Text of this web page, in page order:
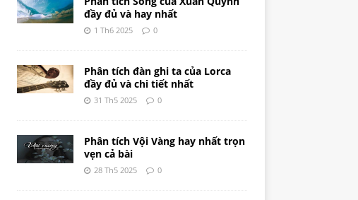
đầy đủ và hay nhất
1 Th6 2025 0
Phân tích đàn ghi ta của Lorca
đầy đủ và chi tiết nhất
31 Th5 2025 0
Phân tích Vội Vàng hay nhất trọn
vẹn cả bài
28 Th5 2025 0